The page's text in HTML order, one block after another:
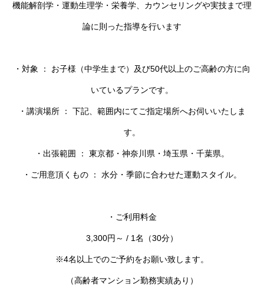
機能解剖学・運動生理学・栄養学、カウンセリングや実技まで理
論に則った指導を行います
・対象 ： お子様（中学生まで）及び50代以上のご高齢の方に向
いているプランです。
・講演場所 ： 下記、範囲内にてご指定場所へお伺いいたしま
す。
・出張範囲 ： 東京都・神奈川県・埼玉県・千葉県。
・ご用意頂くもの ： 水分・季節に合わせた運動スタイル。
・ご利用料金
3,300円～ / 1名（30分）
※4名以上でのご予約をお願い致します。
（高齢者マンション勤務実績あり）